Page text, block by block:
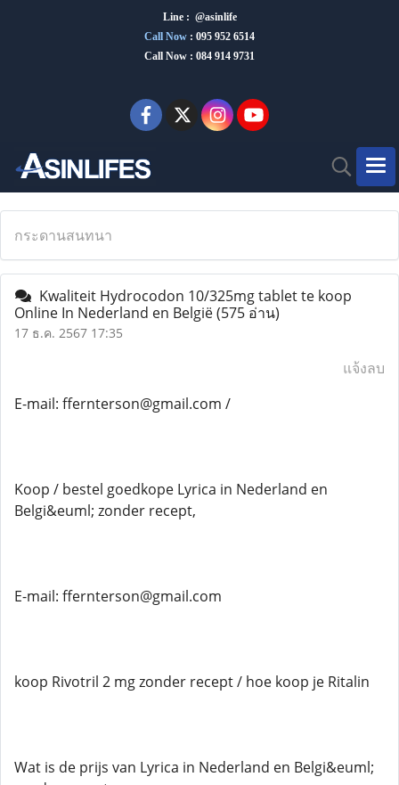
Line : @asinlife
Call Now : 095 952 6514
Call Now : 084 914 9731
กระดานสนทนา
Kwaliteit Hydrocodon 10/325mg tablet te koop
Online In Nederland en België(575 อ่าน)
17 ธ.ค. 2567 17:35
แจ้งลบ
E-mail: ffernterson@gmail.com /
Koop / bestel goedkope Lyrica in Nederland en
Belgi&euml; zonder recept,
E-mail: ffernterson@gmail.com
koop Rivotril 2 mg zonder recept / hoe koop je Ritalin
Wat is de prijs van Lyrica in Nederland en Belgi&euml;